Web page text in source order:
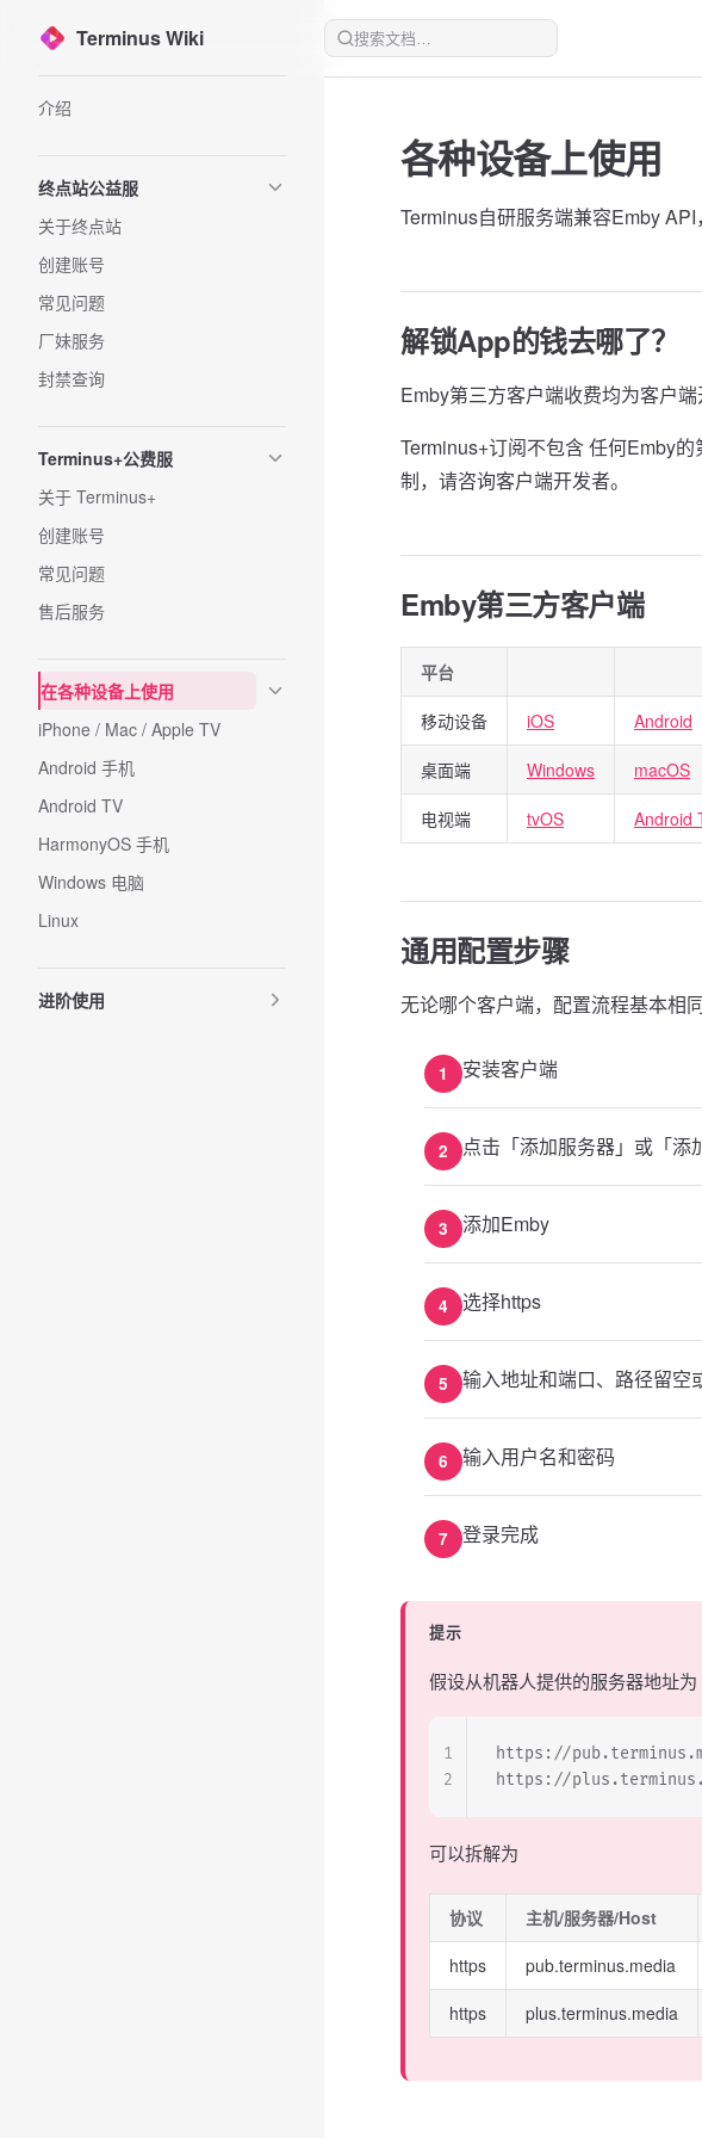
Skip to content
Terminus Wiki
介绍
终点站公益服
关于终点站
创建账号
常见问题
厂妹服务
封禁查询
Terminus+公费服
关于 Terminus+
创建账号
常见问题
售后服务
在各种设备上使用
iPhone / Mac / Apple TV
Android 手机
Android TV
HarmonyOS 手机
Windows 电脑
Linux
进阶使用
各种设备上使用
Terminus自研服务端兼容Emby
解锁App的钱去哪了？
Emby第三方客户端收费均为客户
Terminus+订阅不包含 任何Emby
制，请咨询客户端开发者。
Emby第三方客户端
平台
移动设备 iOS Android
桌面端 Windows macOS
电视端 tvOS Android
通用配置步骤
无论哪个客户端，配置流程基本相同
安装客户端
点击「添加服务器」或「添
添加Emby
选择https
输入地址和端口、路径留空
输入用户名和密码
登录完成
提示
假设从机器人提供的服务器地址为
https://
https://
1
2
可以拆解为
协议 主机/服务器/Host
https
pub.terminus.media
https
plus.terminus.media